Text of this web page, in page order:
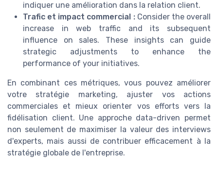
indiquer une amélioration dans la relation client.
Trafic et impact commercial :Consider the overall
increase in web traffic and its subsequent
influence on sales. These insights can guide
strategic adjustments to enhance the
performance of your initiatives.
En combinant ces métriques, vous pouvez améliorer
votre stratégie marketing, ajuster vos actions
commerciales et mieux orienter vos efforts vers la
fidélisation client. Une approche data-driven permet
non seulement de maximiser la valeur des interviews
d'experts, mais aussi de contribuer efficacement à la
stratégie globale de l'entreprise.